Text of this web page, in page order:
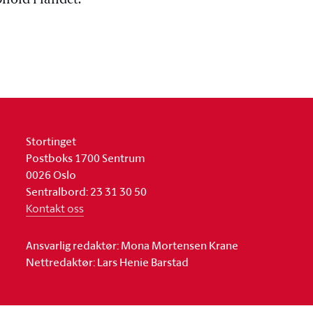
Stortinget
Postboks 1700 Sentrum
0026 Oslo
Sentralbord: 23 31 30 50
Kontakt oss
Ansvarlig redaktør: Mona Mortensen Krane
Nettredaktør: Lars Henie Barstad